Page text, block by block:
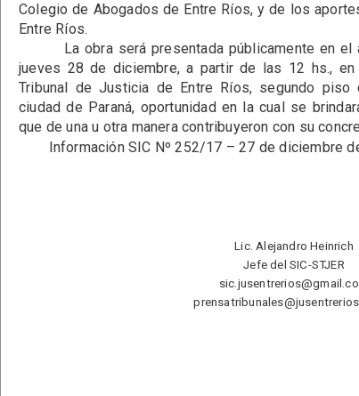
Colegio de Abogados de Entre Ríos, y de los
Entre Ríos.
La obra será presentada públicamente en el
jueves 28 de diciembre, a partir de las 12 hs.,
Tribunal de Justicia de Entre Ríos, segundo
ciudad de Paraná, oportunidad en la cual se
que de una u otra manera contribuyeron con su
Información SIC Nº 252/17 – 27 de diciembre
Lic. Alejandro Heinrich
Jefe del SIC-STJER